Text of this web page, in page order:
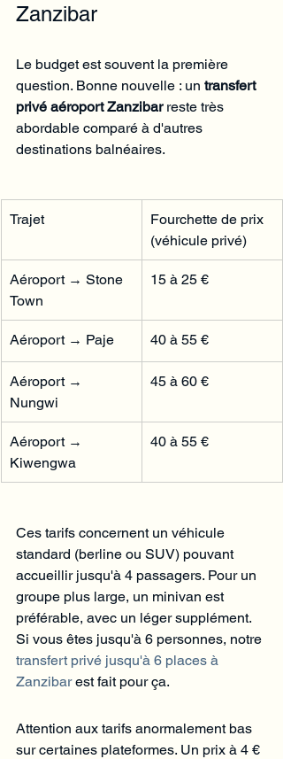
Zanzibar
Le budget est souvent la première
question. Bonne nouvelle : un transfert
privé aéroport Zanzibar reste très
abordable comparé à d'autres
destinations balnéaires.
Trajet
Fourchette de prix
(véhicule privé)
Aéroport → Stone
Town
15 à 25 €
Aéroport → Paje 40 à 55 €
Aéroport →
Nungwi
45 à 60 €
Aéroport →
Kiwengwa
40 à 55 €
Ces tarifs concernent un véhicule
standard (berline ou SUV) pouvant
accueillir jusqu'à 4 passagers. Pour un
groupe plus large, un minivan est
préférable, avec un léger supplément.
Si vous êtes jusqu'à 6 personnes, notre
transfert privé jusqu'à 6 places à
Zanzibar est fait pour ça.
Attention aux tarifs anormalement bas
sur certaines plateformes. Un prix à 4 €